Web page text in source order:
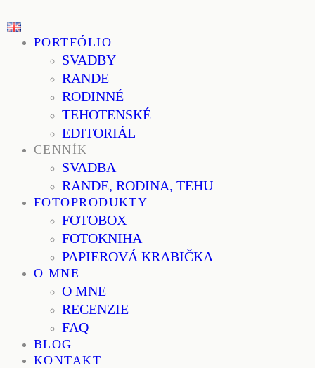
PORTFÓLIO
SVADBY
RANDE
RODINNÉ
TEHOTENSKÉ
EDITORIÁL
CENNÍK
SVADBA
RANDE, RODINA, TEHU
FOTOPRODUKTY
FOTOBOX
FOTOKNIHA
PAPIEROVÁ KRABIČKA
O MNE
O MNE
RECENZIE
FAQ
BLOG
KONTAKT